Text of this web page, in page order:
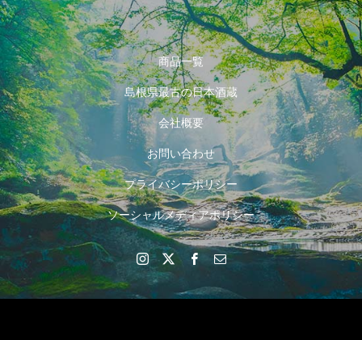
商品一覧
島根県最古の日本酒蔵
会社概要
お問い合わせ
プライバシーポリシー
ソーシャルメディアポリシー